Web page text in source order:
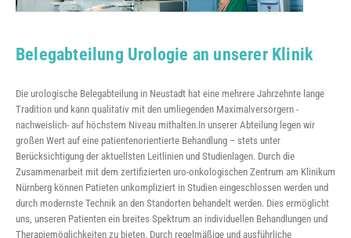
Belegabteilung Urologie an unserer Klinik
Die urologische Belegabteilung in Neustadt hat eine mehrere Jahrzehnte lange
Tradition und kann qualitativ mit den umliegenden Maximalversorgern -
nachweislich- auf höchstem Niveau mithalten.In unserer Abteilung legen wir
großen Wert auf eine patientenorientierte Behandlung – stets unter
Berücksichtigung der aktuellsten Leitlinien und Studienlagen. Durch die
Zusammenarbeit mit dem zertifizierten uro-onkologischen Zentrum am Klinikum
Nürnberg können Patieten unkompliziert in Studien eingeschlossen werden und
durch modernste Technik an den Standorten behandelt werden. Dies ermöglicht
uns, unseren Patienten ein breites Spektrum an individuellen Behandlungen und
Therapiemöglichkeiten zu bieten. Durch regelmäßige und ausführliche